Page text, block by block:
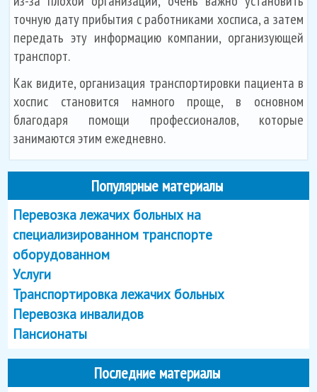
точную дату прибытия с работниками хосписа, а затем
передать эту информацию компании, организующей
транспорт.
Как видите, организация транспортировки пациента в
хоспис становится намного проще, в основном
благодаря помощи профессионалов, которые
занимаются этим ежедневно.
Популярные материалы
Перевозка лежачих больных на
специализированном транспорте
оборудованном
Услуги
Транспортировка лежачих больных
Перевозка инвалидов
Пансионаты
Последние материалы